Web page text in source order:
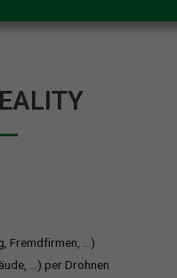
Fremdfirmen, …)
…) per Drohnen